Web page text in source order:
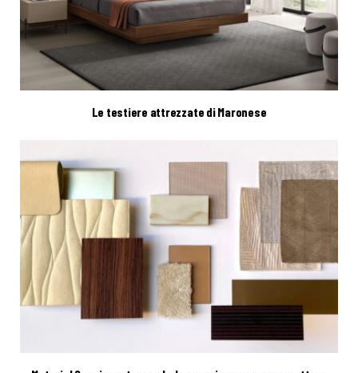
Le testiere attrezzate di Maronese